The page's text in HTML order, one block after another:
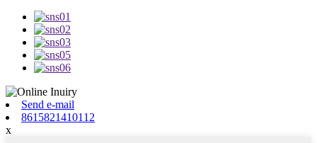
Send e-mail
8615821410112
x